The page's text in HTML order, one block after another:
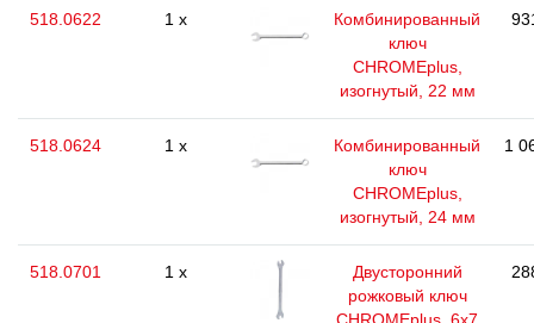
518.0622 1 x
Комбинированный
ключ
CHROMEplus,
изогнутый, 22 мм
518.0624 1 x
Комбинированный
ключ
CHROMEplus,
изогнутый, 24 мм
1
518.0701 1 x
Двусторонний
рожковый ключ